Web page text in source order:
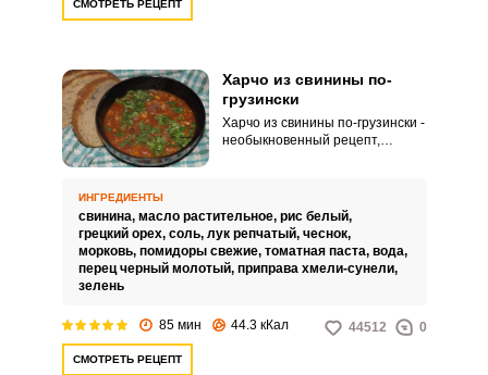
СМОТРЕТЬ РЕЦЕПТ
Харчо из свинины по-
грузински
Харчо из свинины по-грузински -
необыкновенный рецепт,
довольно простой.
ИНГРЕДИЕНТЫ
свинина, масло растительное, рис белый,
грецкий орех, соль, лук репчатый, чеснок,
морковь, помидоры свежие, томатная паста, вода,
перец черный молотый, приправа хмели-сунели,
зелень
85 мин 44.3 кКал 44512 0
СМОТРЕТЬ РЕЦЕПТ